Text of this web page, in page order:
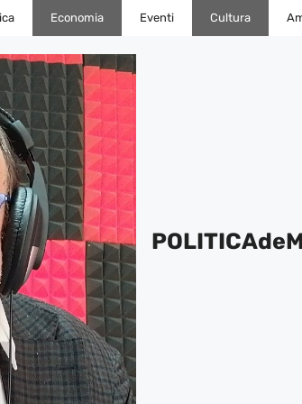
Economia Eventi Cultura